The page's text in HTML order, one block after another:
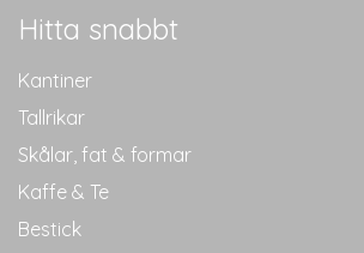
Hitta snabbt
Kantiner
Tallrikar
Skålar, fat & formar
Kaffe & Te
Bestick